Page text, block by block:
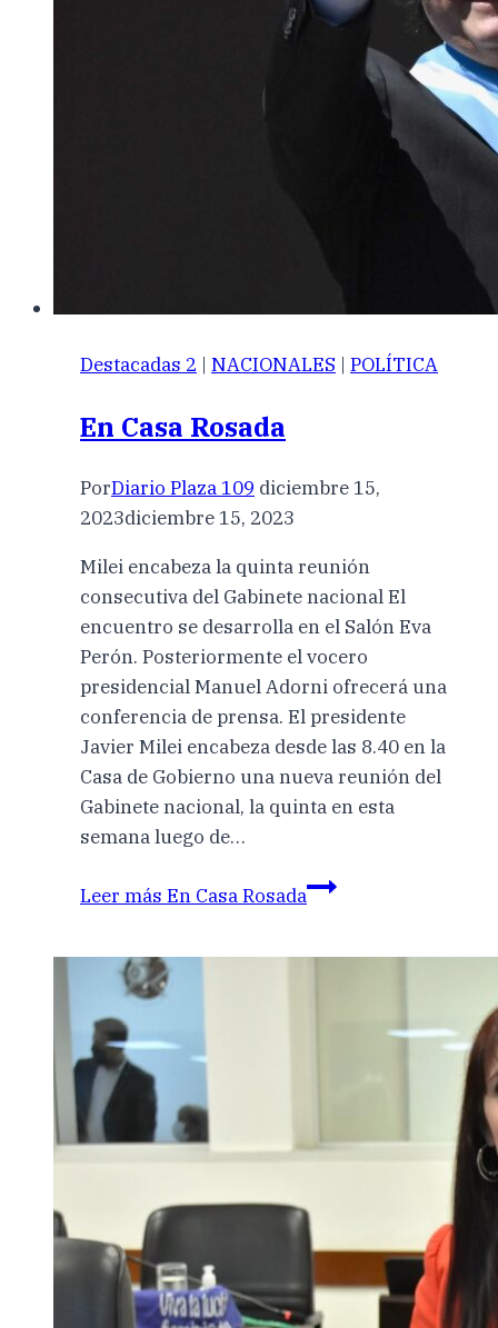
Destacadas 2 | NACIONALES | POLÍTICA
En Casa Rosada
PorDiario Plaza 109 diciembre 15,
2023diciembre 15, 2023
Milei encabeza la quinta reunión
consecutiva del Gabinete nacional El
encuentro se desarrolla en el Salón Eva
Perón. Posteriormente el vocero
presidencial Manuel Adorni ofrecerá una
conferencia de prensa. El presidente
Javier Milei encabeza desde las 8.40 en la
Casa de Gobierno una nueva reunión del
Gabinete nacional, la quinta en esta
semana luego de…
Leer más En Casa Rosada